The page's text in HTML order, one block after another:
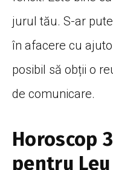
jurul tău. S-ar
în afacere cu
posibil să obții o
de comunicare.
Horoscop
pentru Leu